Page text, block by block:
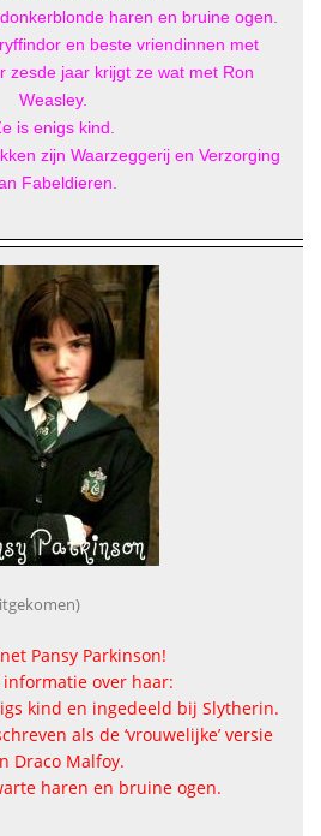
haren en bruine ogen.
en beste vriendinnen met
zesde jaar krijgt ze wat met Ron
Weasley.
is enigs kind.
zijn Waarzeggerij en Verzorging
Fabeldieren.
Pansy Parkinson!
over haar:
kind en ingedeeld bij Slytherin.
als de ‘vrouwelijke’ versie
Draco Malfoy.
haren en bruine ogen.